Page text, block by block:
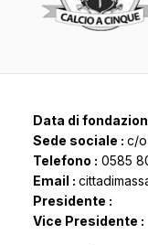
Data di
Sede sociale : c/o
Telefono : 0585
Email :
Presidente :
Vice Presidente :